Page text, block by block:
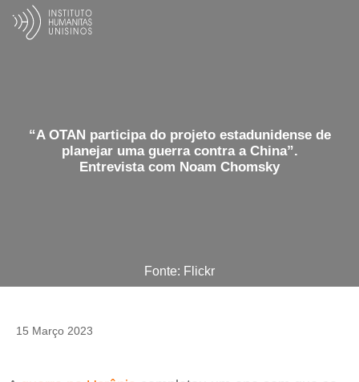
“A OTAN participa do projeto estadunidense de
planejar uma guerra contra a China”.
Entrevista com Noam Chomsky
Fonte: Flickr
15 Março 2023